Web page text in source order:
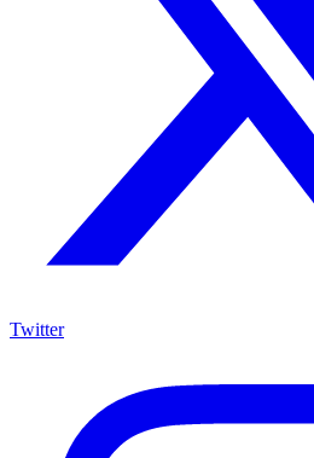
Twitter